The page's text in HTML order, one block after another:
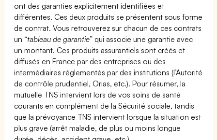
ont des garanties explicitement identifiées et
différentes. Ces deux produits se présentent sous forme
de contrat. Vous retrouverez sur chacun de ces contrats
un “tableau de garantie” qui associe une garantie avec
un montant. Ces produits assurantiels sont créés et
diffusés en France par des entreprises ou des
intermédiaires réglementés par des institutions (l’Autorité
de contrôle prudentiel, Orias, etc.). Pour résumer, la
mutuelle TNS intervient lors de vos soins de santé
courants en complément de la Sécurité sociale, tandis
que la prévoyance TNS intervient lorsque la situation est
plus grave (arrêt maladie, de plus ou moins longue